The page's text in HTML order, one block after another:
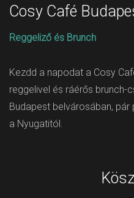
Cosy Café
Reggeliző és Brunch
Kezdd a napodat a Cosy
reggelivel és ráérős brunch-
Budapest belvárosában,
a Nyugatitól.